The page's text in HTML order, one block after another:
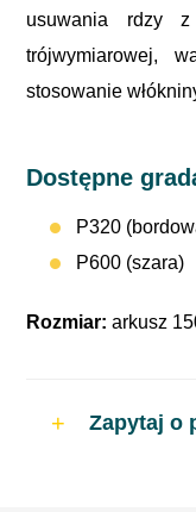
usuwania rdzy z
trójwymiarowej,
stosowanie
Dostępne
P320
P600 (szara)
Rozmiar: arkusz
Zapytaj o